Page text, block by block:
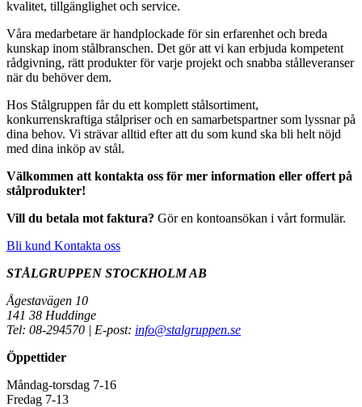
kvalitet, tillgänglighet och service.
Våra medarbetare är handplockade för sin erfarenhet och breda
kunskap inom stålbranschen. Det gör att vi kan erbjuda kompetent
rådgivning, rätt produkter för varje projekt och snabba stålleveranser
när du behöver dem.
Hos Stålgruppen får du ett komplett stålsortiment,
konkurrenskraftiga stålpriser och en samarbetspartner som lyssnar på
dina behov. Vi strävar alltid efter att du som kund ska bli helt nöjd
med dina inköp av stål.
Välkommen att kontakta oss för mer information eller offert på
stålprodukter!
Vill du betala mot faktura? Gör en kontoansökan i vårt formulär.
Bli kund Kontakta oss
STÅLGRUPPEN STOCKHOLM AB
Ågestavägen 10
141 38 Huddinge
Tel: 08-294570 | E-post: info@stalgruppen.se
Öppettider
Måndag-torsdag 7-16
Fredag 7-13